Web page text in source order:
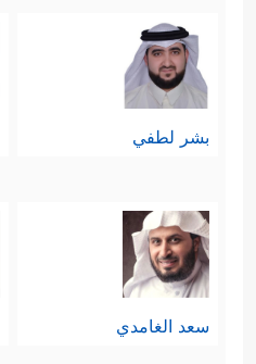
بشر لطفي
سعد الغامدي